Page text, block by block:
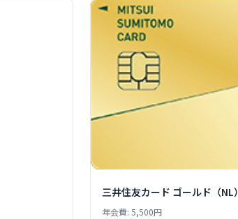
三井住友カード ゴールド（NL）
年会費: 5,500円